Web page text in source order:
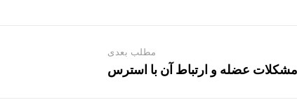
مطلب بعدی
عضله و ارتباط آن با استرس